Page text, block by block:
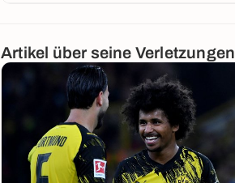
Artikel über seine Verletzungen